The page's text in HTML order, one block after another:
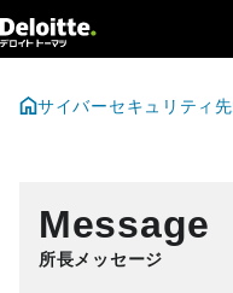
What's New
Interview
戦略研究所について
サイバーセキュリティ
Message
所長メッセージ